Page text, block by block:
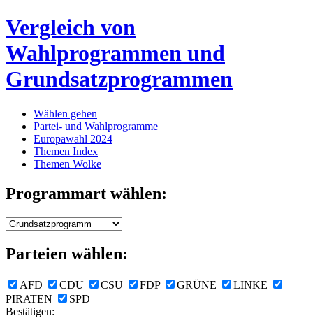
Vergleich von
Wahlprogrammen und
Grundsatzprogrammen
Wählen gehen
Partei- und Wahlprogramme
Europawahl 2024
Themen Index
Themen Wolke
Programmart wählen:
Parteien wählen:
AFD CDU CSU FDP GRÜNE
LINKE
PIRATEN
SPD
Bestätigen: